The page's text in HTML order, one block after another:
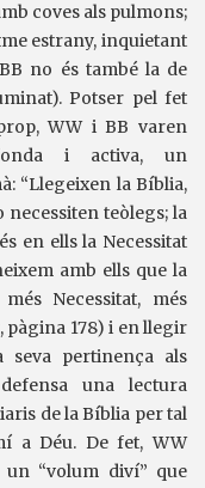
coves als pulmons;
estrany, inquietant
no és també la de
Potser pel fet
WW i BB varen
i activa, un
“Llegeixen la Bíblia,
teòlegs; la
en ells la Necessitat
amb ells que la
Necessitat, més
, pàgina 178) i en llegir
pertinença als
una lectura
de la Bíblia per tal
a Déu. De fet, WW
un “volum diví” que